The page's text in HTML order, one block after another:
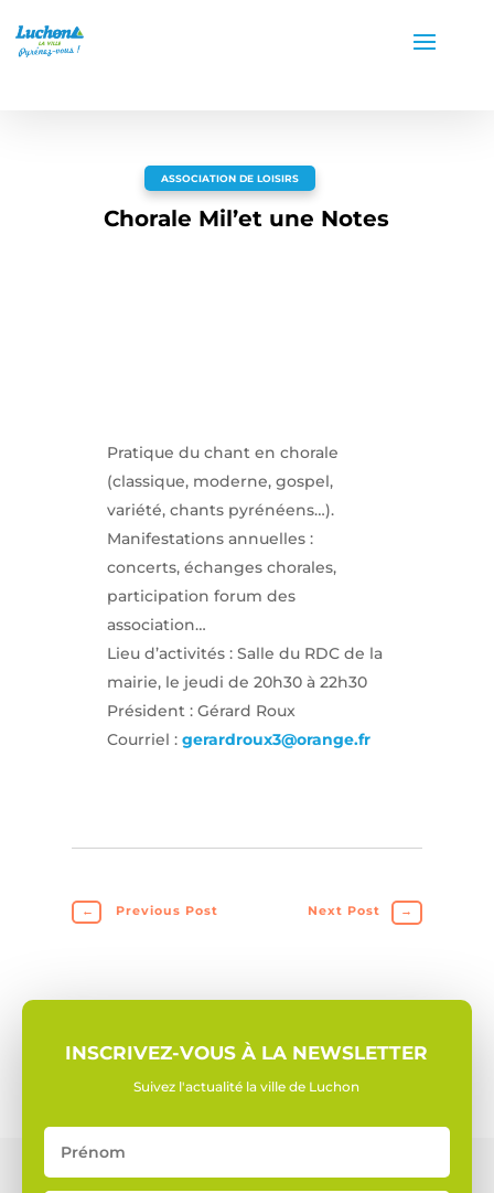
ASSOCIATION DE LOISIRS
Chorale Mil’et une Notes
Pratique du chant en chorale
(classique, moderne, gospel,
variété, chants pyrénéens…).
Manifestations annuelles :
concerts, échanges chorales,
participation forum des
association…
Lieu d’activités : Salle du RDC de la
mairie, le jeudi de 20h30 à 22h30
Président : Gérard Roux
Courriel :gerardroux3@orange.fr
← Previous Post Next Post →
INSCRIVEZ-VOUS À LA NEWSLETTER
Suivez l'actualité la ville de Luchon